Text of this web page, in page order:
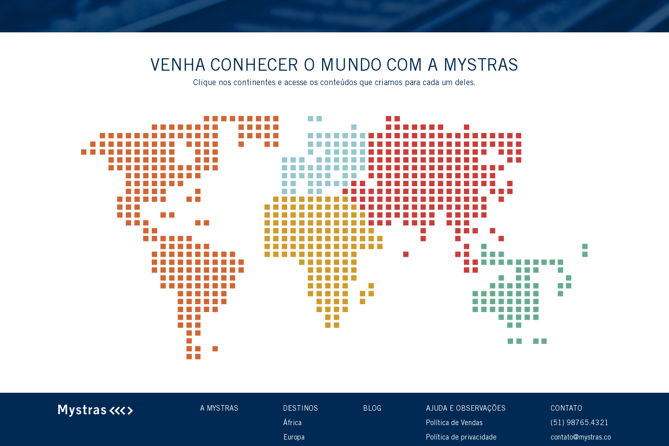
VENHA CONHECER O MUNDO COM A MYSTRAS
Clique nos continentes e acesse os conteúdos que criamos para cada um deles.
A MYSTRAS DESTINOS
África
Europa
BLOG AJUDA E OBSERVAÇÕES
Política de Vendas
Política de privacidade
CONTATO
(51) 98765.4321
contato@mystras.co